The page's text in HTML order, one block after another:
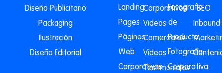
Diseño Publicitario
Packaging
Ilustración
Diseño Editorial
Landing
Pages
Páginas
Web
Corporativas
Corporativos
Videos
Comerciales
Videos
Testimoniales
Fotografía
de
Producto
Fotografía
Corporativa
SEO
Inbound